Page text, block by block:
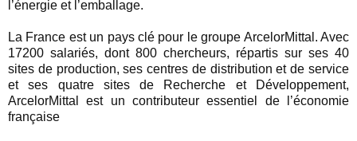
l’énergie et l’emballage.
La France est un pays clé pour le groupe ArcelorMittal. Avec
17200 salariés, dont 800 chercheurs, répartis sur ses 40
sites de production, ses centres de distribution et de service
et ses quatre sites de Recherche et Développement,
ArcelorMittal est un contributeur essentiel de l’économie
française